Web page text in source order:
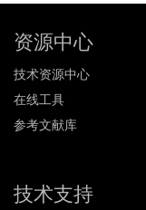
资源中心
技术资源中心
在线工具
参考文献库
技术支持